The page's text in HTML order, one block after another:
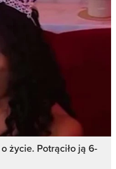
życie. Potrąciło ją 6-